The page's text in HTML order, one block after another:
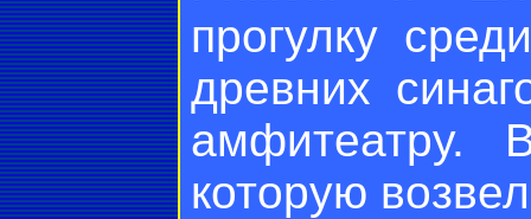
прогулку
древних
амфитеатру.
которую